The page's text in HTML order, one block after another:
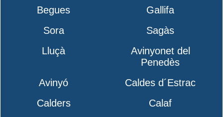
Begues
Gallifa
Sora
Sagàs
Lluçà
Avinyonet del
Penedès
Avinyó
Caldes d´Estrac
Calders
Calaf